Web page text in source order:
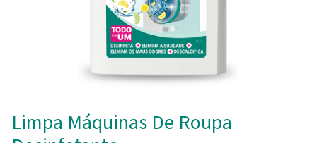
Limpa Máquinas De Roupa